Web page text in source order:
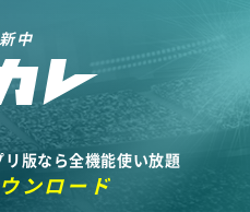
中
版なら全機能使い放題
ンロード